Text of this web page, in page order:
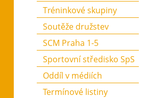
Tréninkové skupiny
Soutěže družstev
SCM Praha 1-5
Sportovní středisko SpS
Oddíl v médiích
Termínové listiny